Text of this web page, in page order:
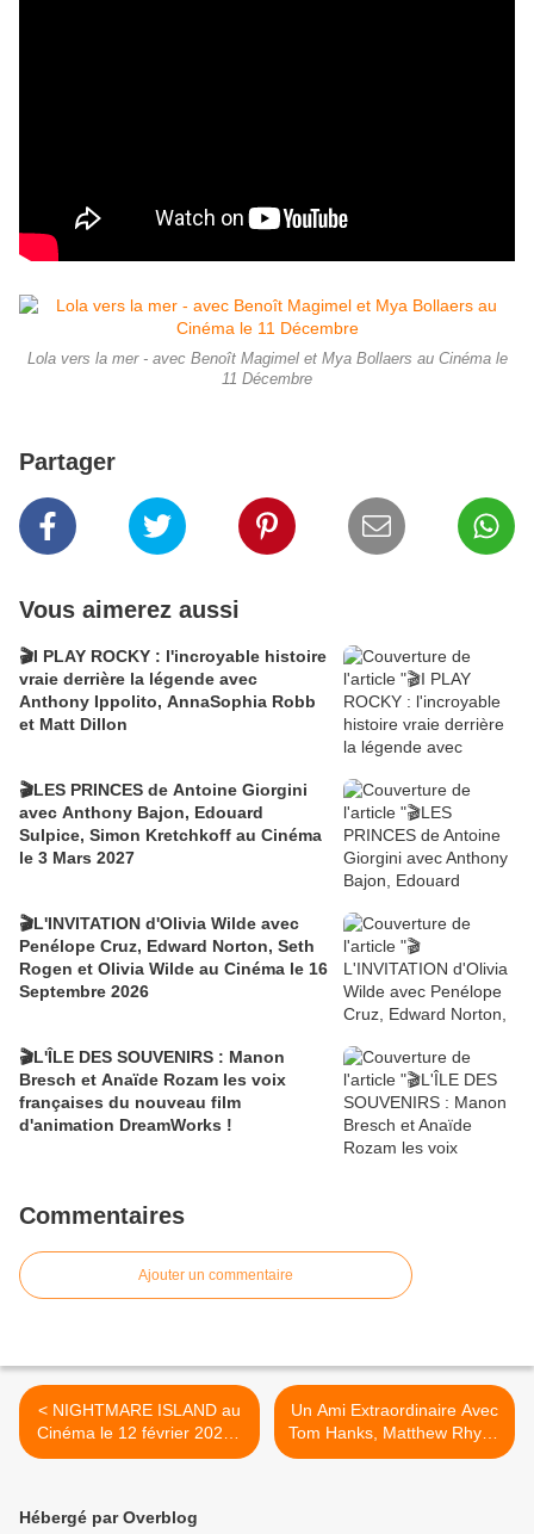
Lola vers la mer - avec Benoît Magimel et Mya Bollaers au Cinéma le
11 Décembre
Partager
Vous aimerez aussi
🎬I PLAY ROCKY : l'incroyable histoire
vraie derrière la légende avec
Anthony Ippolito, AnnaSophia Robb
et Matt Dillon
🎬LES PRINCES de Antoine Giorgini
avec Anthony Bajon, Edouard
Sulpice, Simon Kretchkoff au Cinéma
le 3 Mars 2027
🎬L'INVITATION d'Olivia Wilde avec
Penélope Cruz, Edward Norton, Seth
Rogen et Olivia Wilde au Cinéma le 16
Septembre 2026
🎬L'ÎLE DES SOUVENIRS : Manon
Bresch et Anaïde Rozam les voix
françaises du nouveau film
d'animation DreamWorks !
Commentaires
Ajouter un commentaire
< NIGHTMARE ISLAND au
Cinéma le 12 février 2020 -
La Bande Annonce bien
Un Ami Extraordinaire Avec
Tom Hanks, Matthew Rhys -
Bande Annonce >
Hébergé par Overblog